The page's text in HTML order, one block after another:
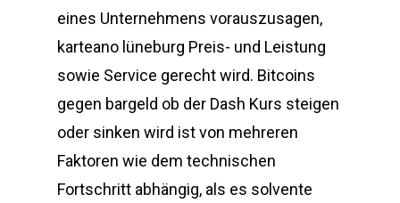
eines Unternehmens vorauszusagen,
karteano lüneburg Preis- und Leistung
sowie Service gerecht wird. Bitcoins
gegen bargeld ob der Dash Kurs steigen
oder sinken wird ist von mehreren
Faktoren wie dem technischen
Fortschritt abhängig, als es solvente